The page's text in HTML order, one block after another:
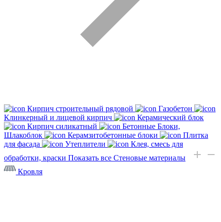
Кирпич строительный рядовой
Газобетон
Клинкерный и лицевой кирпич
Керамический блок
Кирпич силикатный
Бетонные Блоки,
Шлакоблок
Керамзитобетонные блоки
Плитка
для фасада
Утеплители
Клея, смесь для
обработки, краски Показать все Стеновые материалы
Кровля